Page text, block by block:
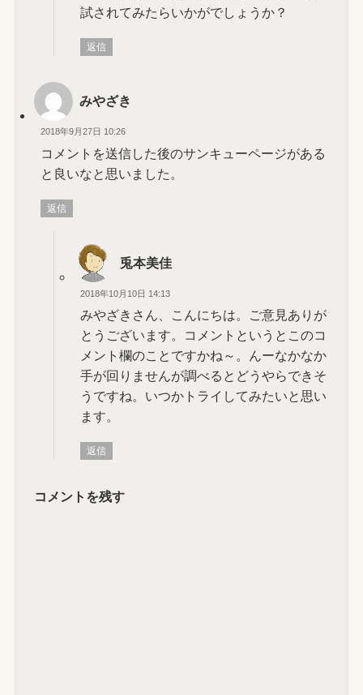
試されてみたらいかがでしょうか？
返信
みやざき
2018年9月27日 10:26
コメントを送信した後のサンキューページがある
と良いなと思いました。
返信
兎本美佳
2018年10月10日 14:13
みやざきさん、こんにちは。ご意見ありが
とうございます。コメントというとこのコ
メント欄のことですかね～。んーなかなか
手が回りませんが調べるとどうやらできそ
うですね。いつかトライしてみたいと思い
ます。
返信
コメントを残す